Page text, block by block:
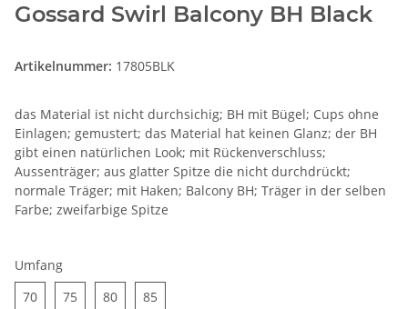
Gossard Swirl Balcony BH Black
Artikelnummer: 17805BLK
das Material ist nicht durchsichig; BH mit Bügel; Cups ohne
Einlagen; gemustert; das Material hat keinen Glanz; der BH
gibt einen natürlichen Look; mit Rückenverschluss;
Aussenträger; aus glatter Spitze die nicht durchdrückt;
normale Träger; mit Haken; Balcony BH; Träger in der selben
Farbe; zweifarbige Spitze
Umfang
7070 75 8080 85